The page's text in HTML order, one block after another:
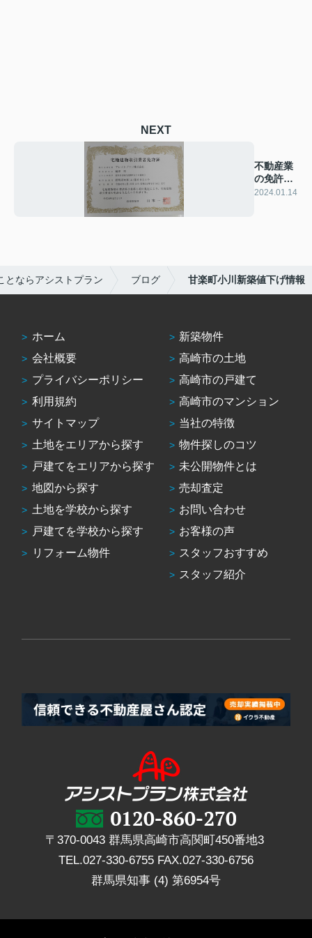
NEXT
不動産業
の免許更
新しまし
2024.01.14
とならアシストプラン ブログ 甘楽町小川新築値下げ情報
ホーム
会社概要
プライバシーポリシー
利用規約
サイトマップ
土地をエリアから探す
戸建てをエリアから探す
地図から探す
土地を学校から探す
戸建てを学校から探す
リフォーム物件
新築物件
高崎市の土地
高崎市の戸建て
高崎市のマンション
当社の特徴
物件探しのコツ
未公開物件とは
売却査定
お問い合わせ
お客様の声
スタッフおすすめ
スタッフ紹介
〒370-0043 群馬県高崎市高関町450番地3
TEL.027-330-6755 FAX.027-330-6756
群馬県知事 (4) 第6954号